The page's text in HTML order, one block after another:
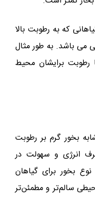
که به رطوبت بالا
می باشد. به طور مثال
رطوبت برایشان محیط
بخور گرم بر رطوبت
انرژی و سهولت در
بخور برای گیاهان
سالم‌تر و مطمئن‌تر